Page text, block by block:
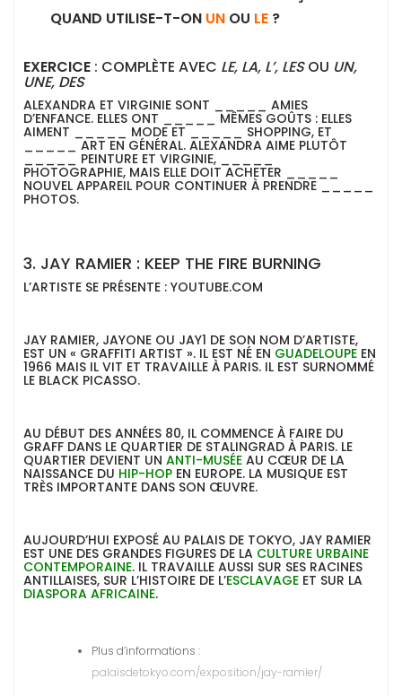
QUAND UTILISE-T-ON UN OU LE ?
EXERCICE : COMPLÈTE AVEC LE, LA, L’, LESOU UN,
UNE, DES
ALEXANDRA ET VIRGINIE SONT _____ AMIES
D’ENFANCE. ELLES ONT _____ MÊMES GOÛTS : ELLES
AIMENT _____ MODE ET _____ SHOPPING, ET
_____ ART EN GÉNÉRAL. ALEXANDRA AIME PLUTÔT
_____ PEINTURE ET VIRGINIE, _____
PHOTOGRAPHIE, MAIS ELLE DOIT ACHETER _____
NOUVEL APPAREIL POUR CONTINUER À PRENDRE _____
PHOTOS.
3. JAY RAMIER : KEEP THE FIRE BURNING
L’ARTISTE SE PRÉSENTE : YOUTUBE.COM
JAY RAMIER, JAYONE OU JAY1 DE SON NOM D’ARTISTE,
EST UN « GRAFFITI ARTIST ». IL EST NÉ EN GUADELOUPE EN
1966 MAIS IL VIT ET TRAVAILLE À PARIS. IL EST SURNOMMÉ
LE BLACK PICASSO.
AU DÉBUT DES ANNÉES 80, IL COMMENCE À FAIRE DU
GRAFF DANS LE QUARTIER DE STALINGRAD À PARIS. LE
QUARTIER DEVIENT UN ANTI-MUSÉE AU CŒUR DE LA
NAISSANCE DU HIP-HOP EN EUROPE. LA MUSIQUE EST
TRÈS IMPORTANTE DANS SON ŒUVRE.
AUJOURD’HUI EXPOSÉ AU PALAIS DE TOKYO, JAY RAMIER
EST UNE DES GRANDES FIGURES DE LA CULTURE URBAINE
CONTEMPORAINE. IL TRAVAILLE AUSSI SUR SES RACINES
ANTILLAISES, SUR L’HISTOIRE DE L’ESCLAVAGE ET SUR LA
DIASPORA AFRICAINE.
Plus d’informations :
palaisdetokyo.com/exposition/jay-ramier/